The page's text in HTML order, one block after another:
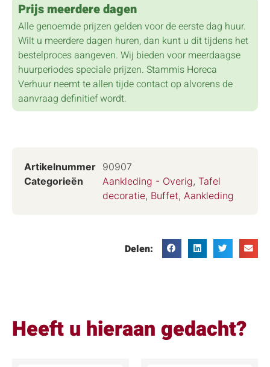
Prijs meerdere dagen
Alle genoemde prijzen gelden voor de eerste dag huur.
Wilt u meerdere dagen huren, dan kunt u dit tijdens het
bestelproces aangeven. Wij bieden voor meerdaagse
huurperiodes speciale prijzen. Stammis Horeca
Verhuur neemt te allen tijde contact op alvorens de
aanvraag definitief wordt.
Artikelnummer 90907
Categorieën
Aankleding - Overig, Tafel
decoratie, Buffet, Aankleding
Delen:
Heeft u hieraan gedacht?